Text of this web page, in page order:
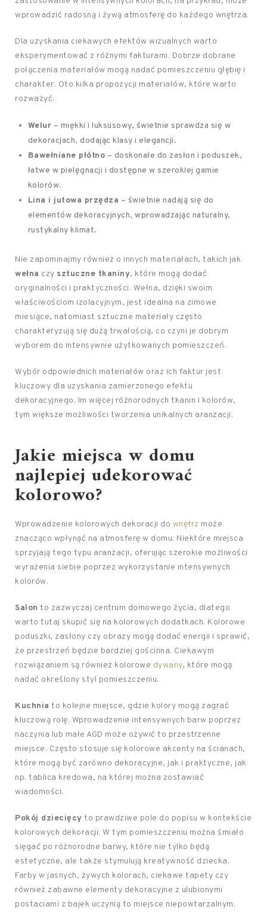
wprowadzić radosną i żywą atmosferę do każdego wnętrza.
Dla uzyskania ciekawych efektów wizualnych warto
eksperymentować z różnymi fakturami. Dobrze dobrane
połączenia materiałów mogą nadać pomieszczeniu głębię i
charakter. Oto kilka propozycji materiałów, które warto
rozważyć:
Welur – miękki i luksusowy, świetnie sprawdza się w
dekoracjach, dodając klasy i elegancji.
Bawełniane płótno – doskonałe do zasłon i poduszek,
łatwe w pielęgnacji i dostępne w szerokiej gamie
kolorów.
Lina i jutowa przędza – świetnie nadają się do
elementów dekoracyjnych, wprowadzając naturalny,
rustykalny klimat.
Nie zapominajmy również o innych materiałach, takich jak
wełna czy sztuczne tkaniny, które mogą dodać
oryginalności i praktyczności. Wełna, dzięki swoim
właściwościom izolacyjnym, jest idealna na zimowe
miesiące, natomiast sztuczne materiały często
charakteryzują się dużą trwałością, co czyni je dobrym
wyborem do intensywnie użytkowanych pomieszczeń.
Wybór odpowiednich materiałów oraz ich faktur jest
kluczowy dla uzyskania zamierzonego efektu
dekoracyjnego. Im więcej różnorodnych tkanin i kolorów,
tym większe możliwości tworzenia unikalnych aranżacji.
Jakie miejsca w domu
najlepiej udekorować
kolorowo?
Wprowadzenie kolorowych dekoracji do wnętrz może
znacząco wpłynąć na atmosferę w domu. Niektóre miejsca
sprzyjają tego typu aranżacji, oferując szerokie możliwości
wyrażenia siebie poprzez wykorzystanie intensywnych
kolorów.
Salon to zazwyczaj centrum domowego życia, dlatego
warto tutaj skupić się na kolorowych dodatkach. Kolorowe
poduszki, zasłony czy obrazy mogą dodać energii i sprawić,
że przestrzeń będzie bardziej gościnna. Ciekawym
rozwiązaniem są również kolorowe dywany, które mogą
nadać określony styl pomieszczeniu.
Kuchnia to kolejne miejsce, gdzie kolory mogą zagrać
kluczową rolę. Wprowadzenie intensywnych barw poprzez
naczynia lub małe AGD może ożywić to przestrzenne
miejsce. Często stosuje się kolorowe akcenty na ścianach,
które mogą być zarówno dekoracyjne, jak i praktyczne, jak
np. tablica kredowa, na której można zostawiać
wiadomości.
Pokój dziecięcy to prawdziwe pole do popisu w kontekście
kolorowych dekoracji. W tym pomieszczeniu można śmiało
sięgać po różnorodne barwy, które nie tylko będą
estetyczne, ale także stymulują kreatywność dziecka.
Farby w jasnych, żywych kolorach, ciekawe tapety czy
również zabawne elementy dekoracyjne z ulubionymi
postaciami z bajek uczynią to miejsce niepowtarzalnym.